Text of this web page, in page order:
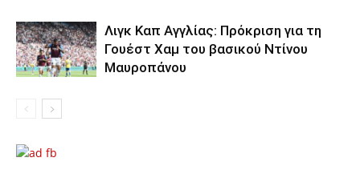
Λιγκ Καπ Αγγλίας: Πρόκριση για τη
Γουέστ Χαμ του βασικού Ντίνου
Μαυροπάνου